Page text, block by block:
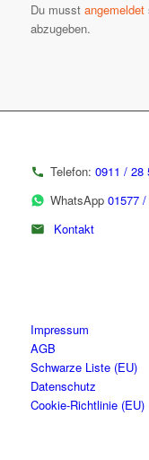
Du musst angemeldet
abzugeben.
Telefon: 0911 / 28
WhatsApp 01577
Kontakt
Impressum
AGB
Schwarze Liste (EU)
Datenschutz
Cookie-Richtlinie (EU)